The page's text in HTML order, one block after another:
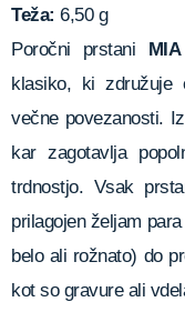
Teža: 6,50 g
Poročni prstani
klasiko, ki združuje
večne povezanosti.
kar zagotavlja
trdnostjo. Vsak
prilagojen željam
belo ali rožnato) do
kot so gravure ali